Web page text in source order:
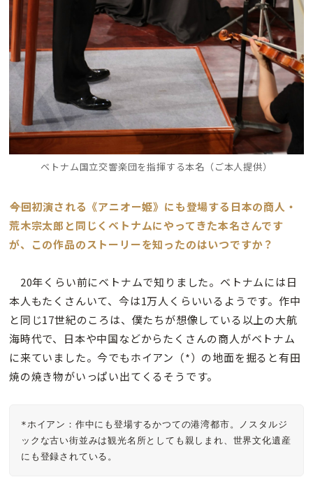
ベトナム国立交響楽団を指揮する本名（ご本人提供）
――今回初演される《アニオー姫》にも登場する日本の商人・
荒木宗太郎と同じくベトナムにやってきた本名さんです
が、この作品のストーリーを知ったのはいつですか？
20年くらい前にベトナムで知りました。ベトナムには日
本人もたくさんいて、今は1万人くらいいるようです。作中
と同じ17世紀のころは、僕たちが想像している以上の大航
海時代で、日本や中国などからたくさんの商人がベトナム
に来ていました。今でもホイアン（*）の地面を掘ると有田
焼の焼き物がいっぱい出てくるそうです。
*ホイアン：作中にも登場するかつての港湾都市。ノスタルジ
ックな古い街並みは観光名所としても親しまれ、世界文化遺産
にも登録されている。